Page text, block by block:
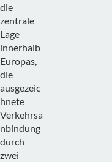
die
zentrale
Lage
innerhalb
Europas,
die
ausgezeic
hnete
Verkehrsa
nbindung
durch
zwei